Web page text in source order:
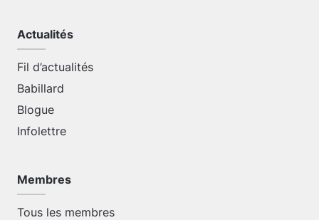
Actualités
Fil d’actualités
Babillard
Blogue
Infolettre
Membres
Tous les membres